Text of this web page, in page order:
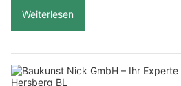
Weiterlesen